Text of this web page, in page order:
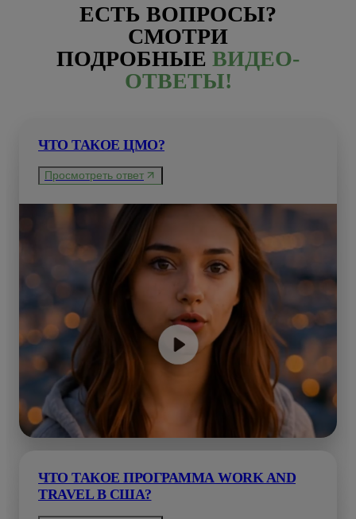
ЕСТЬ ВОПРОСЫ?
СМОТРИ
ПОДРОБНЫЕ ВИДЕО-
ОТВЕТЫ!
ЧТО ТАКОЕ ЦМО?
Просмотреть ответ
ЧТО ТАКОЕ ПРОГРАММА WORK AND
TRAVEL В США?